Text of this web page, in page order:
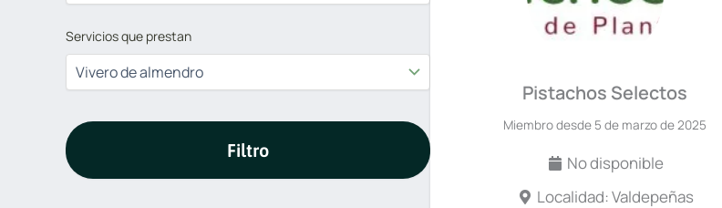
Servicios que prestan
Filtro
Pistachos Selectos
Miembro desde 5 de marzo de 2025
No disponible
Localidad: Valdepeñas